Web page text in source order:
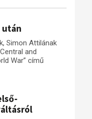
alatt)
után
Simon Attilának
and
War” című